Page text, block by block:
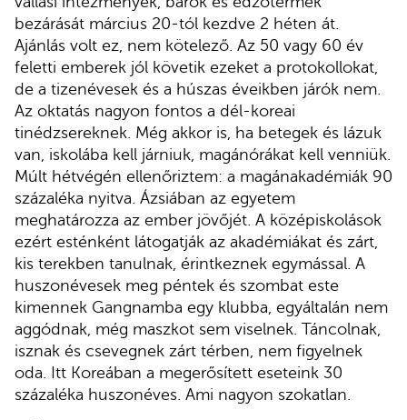
bezárását március 20-tól kezdve 2 héten át.
Ajánlás volt ez, nem kötelező. Az 50 vagy 60 év
feletti emberek jól követik ezeket a protokollokat,
de a tizenévesek és a húszas éveikben járók nem.
Az oktatás nagyon fontos a dél-koreai
tinédzsereknek. Még akkor is, ha betegek és lázuk
van, iskolába kell járniuk, magánórákat kell venniük.
Múlt hétvégén ellenőriztem: a magánakadémiák 90
százaléka nyitva. Ázsiában az egyetem
meghatározza az ember jövőjét. A középiskolások
ezért esténként látogatják az akadémiákat és zárt,
kis terekben tanulnak, érintkeznek egymással. A
huszonévesek meg péntek és szombat este
kimennek Gangnamba egy klubba, egyáltalán nem
aggódnak, még maszkot sem viselnek. Táncolnak,
isznak és csevegnek zárt térben, nem figyelnek
oda. Itt Koreában a megerősített eseteink 30
százaléka huszonéves. Ami nagyon szokatlan.